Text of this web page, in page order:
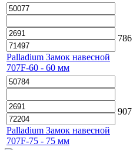
Palladium Замок навесной
707F-60 - 60 мм
786
Palladium Замок навесной
707F-75 - 75 мм
907